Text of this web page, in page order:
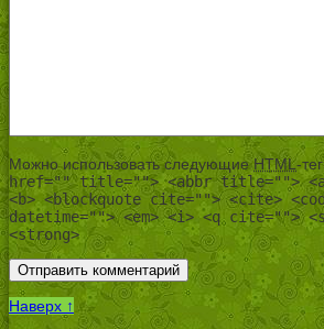
Можно использовать следующиеHTML-
href="" title=""> <abbr title="">
<b> <blockquote cite=""> <cite>
datetime=""> <em> <i> <q cite="">
<strong>
Наверх ↑